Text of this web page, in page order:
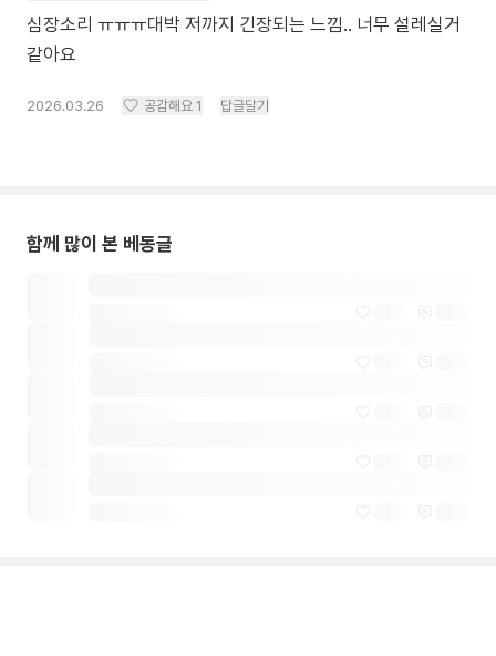
심장소리 ㅠㅠㅠ대박 저까지 긴장되는 느낌.. 너무 설레실거
같아요
2026.03.26 공감해요 1 답글달기
함께 많이 본 베동글